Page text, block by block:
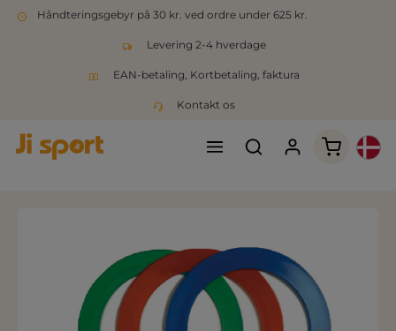
Håndteringsgebyr på 30 kr. ved ordre under 625 kr.
Levering 2-4 hverdage
EAN-betaling, Kortbetaling, faktura
Kontakt os